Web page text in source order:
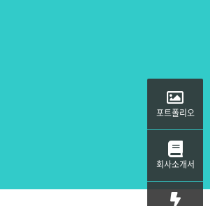
포트폴리오
회사소개서